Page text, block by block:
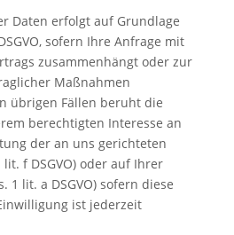
Daten erfolgt auf Grundlage
sofern Ihre Anfrage mit
zusammenhängt oder zur
Maßnahmen
übrigen Fällen beruht die
berechtigten Interesse an
der an uns gerichteten
f DSGVO) oder auf Ihrer
1 lit. a DSGVO) sofern diese
ist jederzeit